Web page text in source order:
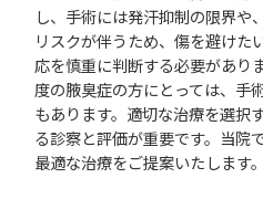
し、手術には発汗抑制の限界や
リスクが伴うため、傷を避けた
応を慎重に判断する必要があり
度の腋臭症の方にとっては、手
もあります。適切な治療を選択
る診察と評価が重要です。当院
最適な治療をご提案いたします。